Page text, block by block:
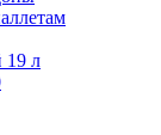
19 л